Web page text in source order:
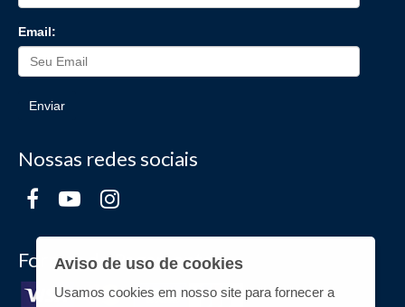
Email:
Enviar
Nossas redes sociais
Formas de Pagamento
Aviso de uso de cookies
Usamos cookies em nosso site para fornecer a